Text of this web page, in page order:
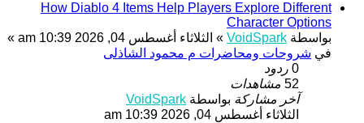
How Diablo 4 Items Help Players Explore Different
Character Options
بواسطة VoidSpark
» الثلاثاء أغسطس 04, 2026 10:39 am
»
في شروحات ومحاضرات م محمود الشاذلى
0 ردود
52 مشاهدات
آخر مشاركة بواسطة VoidSpark
الثلاثاء أغسطس 04, 2026 10:39 am